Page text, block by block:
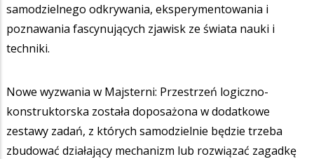
samodzielnego odkrywania, eksperymentowania i
poznawania fascynujących zjawisk ze świata nauki i
techniki.
Nowe wyzwania w Majsterni: Przestrzeń logiczno-
konstruktorska została doposażona w dodatkowe
zestawy zadań, z których samodzielnie będzie trzeba
zbudować działający mechanizm lub rozwiązać zagadkę